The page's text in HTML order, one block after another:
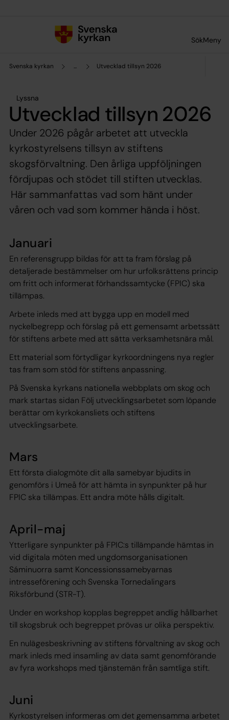
SökMeny
Svenska kyrkan ... Utvecklad tillsyn 2026
Lyssna
Utvecklad tillsyn 2026
Under 2026 pågår arbetet att utveckla
kyrkostyrelsens tillsyn av stiftens
skogsförvaltning. Den årliga uppföljningen
fördjupas och stödet till stiften utvecklas.
Här sammanfattas vad som hänt under
våren och vad som kommer hända i höst.
Januari
En referensgrupp bildas för att ta fram förslag på
detaljerade bestämmelser om hur urfolksrättens princip
om fritt och informerat förhandssamtycke (FPIC) ska
tillämpas.
Arbete inleds med att bygga upp en modell med
nyckelbegrepp och förslag på ett gemensamt arbetssätt
för stiftens arbete med att sätta verksamhetsnära mål.
Ett material som förtydligar kyrkoordningens nya regler
tas fram som stöd för stiftens anpassning.
På Svenska kyrkans nationella webbplats om skog och
mark startas sidan Följ utvecklingsarbetet som löpande
berättar om kyrkokansliets och stiftens
utvecklingsarbete.
Mars
Ett första dialogmöte dit alla samebyar bjudits in
genomförs i Umeå för att hämta in synpunkter på hur
FPIC ska tillämpas. Ett andra möte hålls digitalt.
April-maj
Ytterligare synpunkter på FPIC:s tillämpande hämtas in
vid digitala möten med ungdomsorganisationen
Sáminuorra samt Koncessionssamebyarnas
intresseförening och Svenska Tornedalingars
Riksförbund (STR-T).
Under en workshop kopplas begreppet andlig hållbarhet
till skogsbruk och begreppet prövas ur olika perspektiv.
En nulägesbeskrivning av stiftens förvaltning av skog och
mark inleds med insamling av data samt genomförande
av fyra workshops med tjänstemän från samtliga stift.
Juni
Kyrkostyrelsen informeras om det gemensamma arbetet